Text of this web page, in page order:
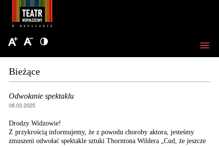
Bieżące
Odwołanie spektaklu
08.03.2025
Drodzy Widzowie!
Z przykrością informujemy, że z powodu choroby aktora, jesteśmy
zmuszeni odwołać spektakle sztuki Thorntona Wildera „Cud, że jeszcze